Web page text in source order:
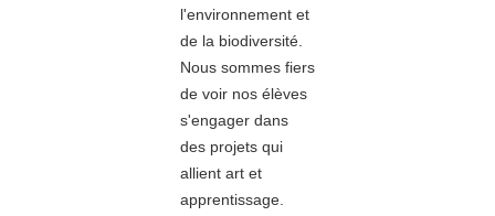
l'environnement et
de la biodiversité.
Nous sommes fiers
de voir nos élèves
s'engager dans
des projets qui
allient art et
apprentissage.